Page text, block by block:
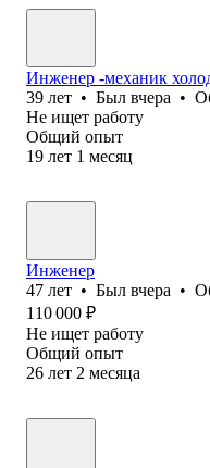
Инженер -механик
39 лет • Был вчера •
Не ищет работу
Общий опыт
19 лет 1 месяц
Инженер
47 лет • Был вчера •
110 000 ₽
Не ищет работу
Общий опыт
26 лет 2 месяца